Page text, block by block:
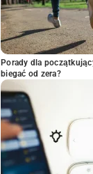
Porady dla
biegać od zera?